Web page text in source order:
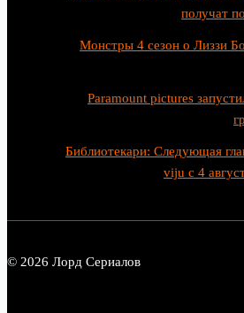
получат
Монстры 4 сезон о Лиззи
Paramount pictures
Библиотекари: Следующая
viju с 4
© 2026 Лорд Сериалов